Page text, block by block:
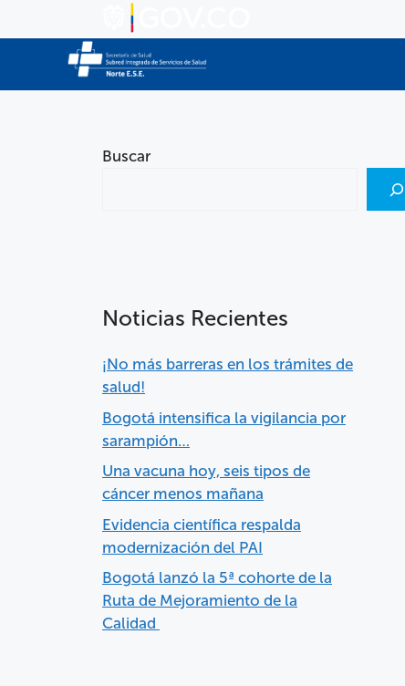
Buscar
Noticias Recientes
¡No más barreras en los trámites de
salud!
Bogotá intensifica la vigilancia por
sarampión…
Una vacuna hoy, seis tipos de
cáncer menos mañana
Evidencia científica respalda
modernización del PAI
Bogotá lanzó la 5ª cohorte de la
Ruta de Mejoramiento de la
Calidad